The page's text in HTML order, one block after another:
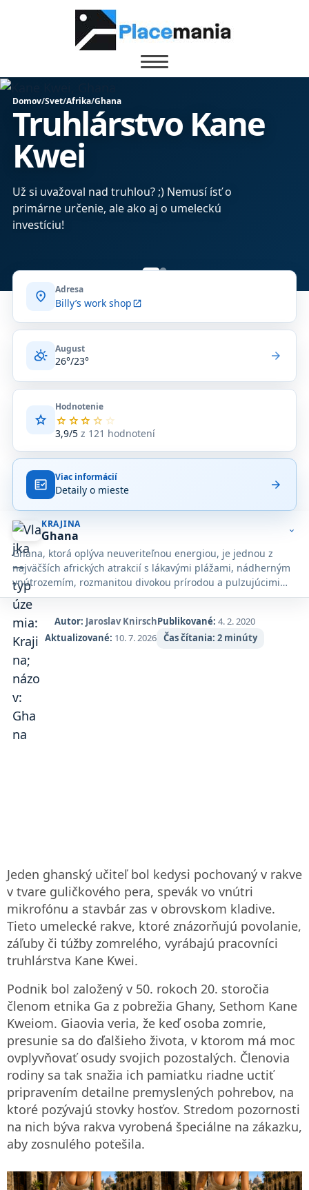
Domov/Svet/Afrika/Ghana
Truhlárstvo Kane
Kwei
Už si uvažoval nad truhlou? ;) Nemusí ísť o
primárne určenie, ale ako aj o umeleckú
investíciu!
location_on Adresa
Billy’s work shopopen_in_new
partly_cloudy_day August
26°/23° arrow_forward
star
Hodnotenie
star star star star star
3,9/5z 121 hodnotení
Priemerné
hodnotenie
z
na
základe
121
hodnotení
na
Google
Maps.
fact_check Viac informácií
Detaily o mieste arrow_forward
KRAJINA
Ghana
Ghana, ktorá oplýva neuveriteľnou energiou, je jednou z
najväčších afrických atrakcií s lákavými plážami, nádherným
vnútrozemím, rozmanitou divokou prírodou a pulzujúcimi
mestami.
expand_more
Autor: Jaroslav KnirschPublikované: 4. 2. 2020
Aktualizované: 10. 7. 2026 Čas čítania: 2 minúty
Jeden ghanský učiteľ bol kedysi pochovaný v rakve
v tvare guličkového pera, spevák vo vnútri
mikrofónu a stavbár zas v obrovskom kladive.
Tieto umelecké rakve, ktoré znázorňujú povolanie,
záľuby či túžby zomrelého, vyrábajú pracovníci
truhlárstva Kane Kwei.
Podnik bol založený v 50. rokoch 20. storočia
členom etnika Ga z pobrežia Ghany, Sethom Kane
Kweiom. Giaovia veria, že keď osoba zomrie,
presunie sa do ďalšieho života, v ktorom má moc
ovplyvňovať osudy svojich pozostalých. Členovia
rodiny sa tak snažia ich pamiatku riadne uctiť
pripravením detailne premyslených pohrebov, na
ktoré pozývajú stovky hosťov. Stredom pozornosti
na nich býva rakva vyrobená špeciálne na zákazku,
aby zosnulého potešila.